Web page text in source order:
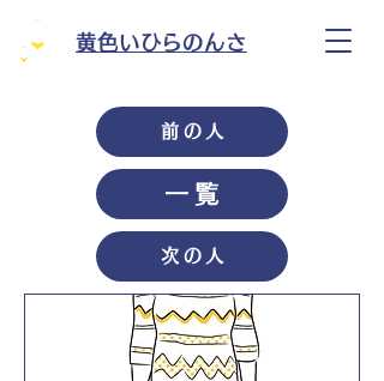
黄色いひらのんさ
前の人
一覧
次の人